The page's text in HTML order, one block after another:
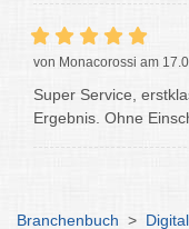
von Monacorossi am
Super Service,
Ergebnis. Ohne
Branchenbuch >